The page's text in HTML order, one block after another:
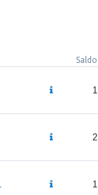
Saldo
1
2
1